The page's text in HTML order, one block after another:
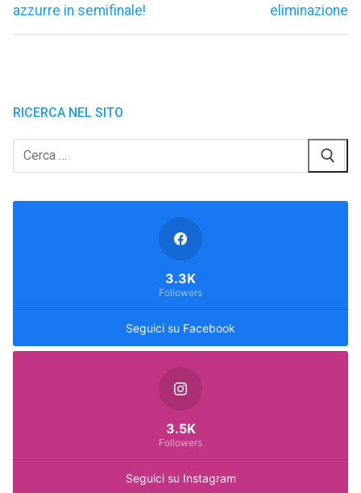
azzurre in semifinale! eliminazione
RICERCA NEL SITO
Cerca:
Seguici su Facebook
3.3K
Followers
Seguici su Instagram
3.5K
Followers